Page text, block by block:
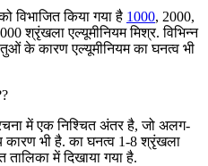
विभाजित किया गया है 1000, 2000,
श्रृंखला एल्यूमीनियम मिश्र. विभिन्न
के कारण एल्यूमीनियम का घनत्व भी
में एक निश्चित अंतर है, जो अलग-
कारण भी है. का घनत्व 1-8 श्रृंखला
तालिका में दिखाया गया है.